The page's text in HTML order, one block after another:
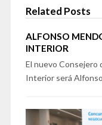
Related Posts
ALFONSO
INTERIOR
El nuevo Consejero
Interior será